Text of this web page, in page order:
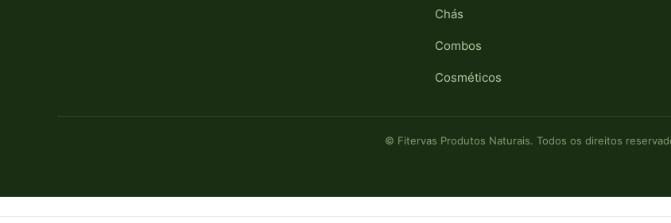
Chás
Combos
Cosméticos
© Fitervas Produtos Naturais. Todos os direitos